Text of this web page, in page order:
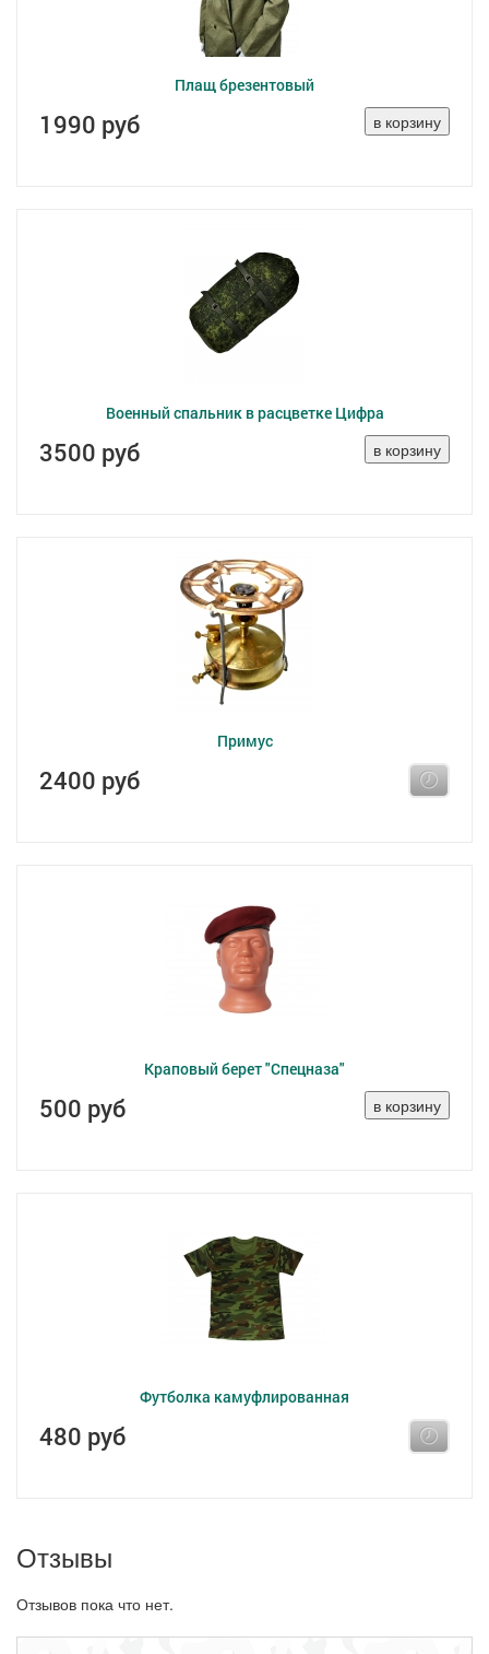
Плащ брезентовый
1990 руб
Военный спальник в расцветке Цифра
3500 руб
Примус
2400 руб
Краповый берет "Спецназа"
500 руб
Футболка камуфлированная
480 руб
Отзывы
Отзывов пока что нет.